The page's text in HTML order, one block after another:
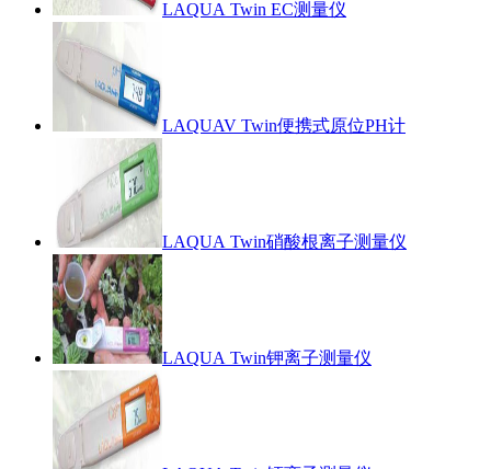
LAQUA Twin EC测量仪
LAQUAV Twin便携式原位PH计
LAQUA Twin硝酸根离子测量仪
LAQUA Twin钾离子测量仪